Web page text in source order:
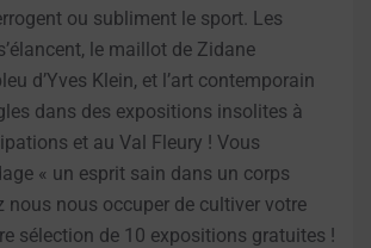
ou subliment le sport. Les
le maillot de Zidane
d’Yves Klein, et l’art contemporain
dans des expositions insolites à
et au Val Fleury ! Vous
« un esprit sain dans un corps
nous nous occuper de cultiver votre
sélection de 10 expositions gratuites !